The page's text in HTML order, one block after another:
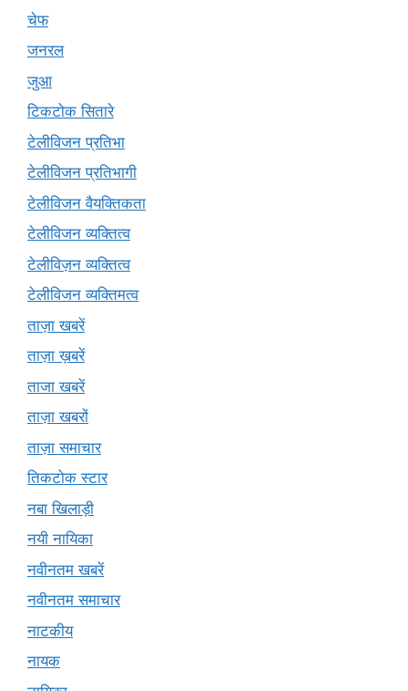
चेफ
जनरल
जुआ
टिकटोक सितारे
टेलीविजन प्रतिभा
टेलीविजन प्रतिभागी
टेलीविजन वैयक्तिकता
टेलीविजन व्यक्तित्व
टेलीविज़न व्यक्तित्व
टेलीविजन व्यक्तिमत्व
ताज़ा खबरें
ताज़ा ख़बरें
ताजा खबरें
ताज़ा खबरों
ताज़ा समाचार
तिकटोक स्टार
नबा खिलाड़ी
नयी नायिका
नवीनतम खबरें
नवीनतम समाचार
नाटकीय
नायक